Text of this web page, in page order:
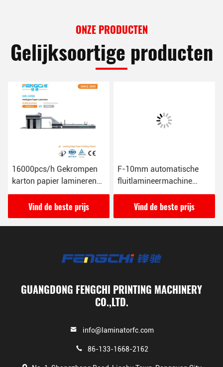
ONZE PRODUCTEN
Gelijksoortige producten
16000pcs/h Gekrompen
karton papier lamineren
machine GW-1450L Anti
corrosief
Vind de beste prijs
F-10mm automatische
fluitlamineermachine
165M/min 26KW
Vind de beste prijs
GUANGDONG FENGCHI PRINTING MACHINERY
CO.,LTD.
info@laminatorfc.com
86-133-1668-2162